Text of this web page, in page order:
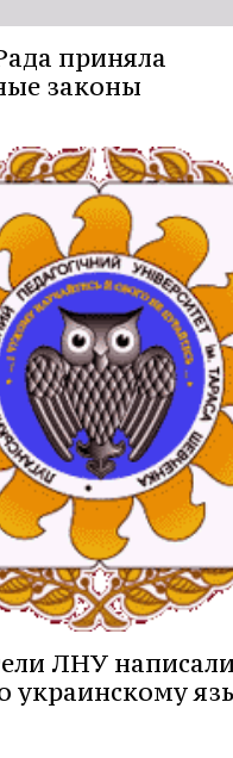
приняла
законы
ЛНУ написали
украинскому